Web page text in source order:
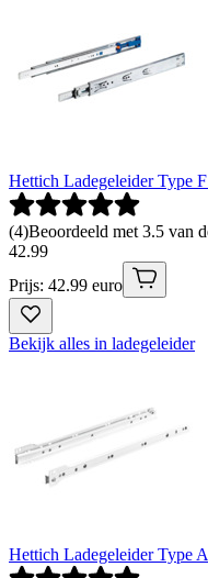
Hettich Ladegeleider Type
(4)Beoordeeld met 3.5 van
42.99
Prijs: 42.99 euro
Bekijk alles in ladegeleider
Hettich Ladegeleider Type